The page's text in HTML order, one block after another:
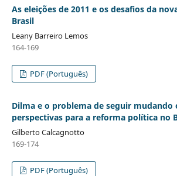
As eleições de 2011 e os desafios da
Brasil
Leany Barreiro Lemos
164-169
PDF (Português)
Dilma e o problema de seguir mudando
perspectivas para a reforma política no
Gilberto Calcagnotto
169-174
PDF (Português)